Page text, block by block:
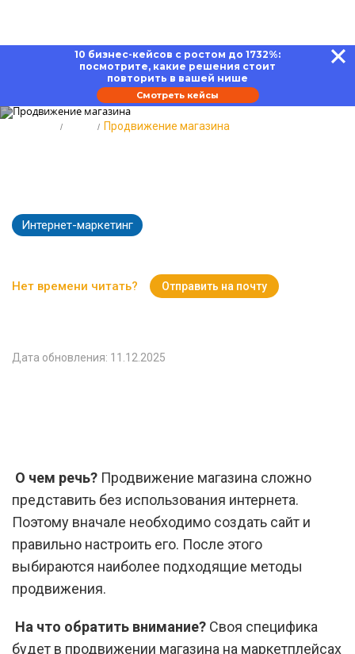
10 бизнес-кейсов с ростом до 1732%:
посмотрите, какие решения стоит
повторить в вашей нише
Смотреть кейсы
Продвижение магазина
Интернет-маркетинг
Нет времени читать? Отправить на почту
Дата обновления: 11.12.2025
О чем речь? Продвижение магазина сложно
представить без использования интернета.
Поэтому вначале необходимо создать сайт и
правильно настроить его. После этого
выбираются наиболее подходящие методы
продвижения.
На что обратить внимание? Своя специфика
будет в продвижении магазина на маркетплейсах